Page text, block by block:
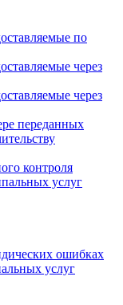
по
через
через
переданных
контроля
услуг
ошибках
услуг